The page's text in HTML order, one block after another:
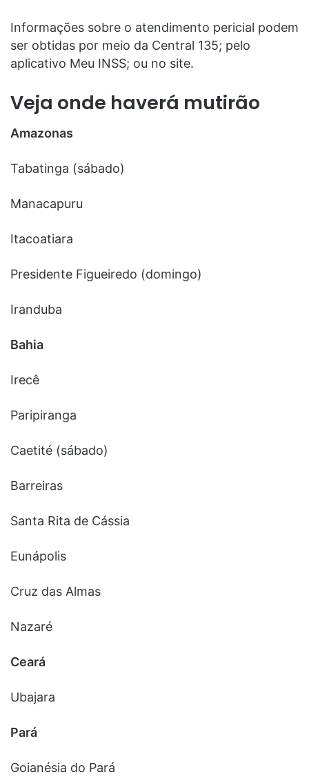
Informações sobre o atendimento pericial podem
ser obtidas por meio da Central 135; pelo
aplicativo Meu INSS; ou no site.
Veja onde haverá mutirão
Amazonas
Tabatinga (sábado)
Manacapuru
Itacoatiara
Presidente Figueiredo (domingo)
Iranduba
Bahia
Irecê
Paripiranga
Caetité (sábado)
Barreiras
Santa Rita de Cássia
Eunápolis
Cruz das Almas
Nazaré
Ceará
Ubajara
Pará
Goianésia do Pará